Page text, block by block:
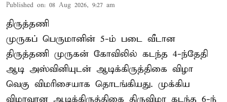
Published on: 08 Aug 2026, 9:27 am
திருத்தணி
முருகப் பெருமானின் 5-ம் படை வீடான
திருத்தணி முருகன் கோவிலில் கடந்த 4-ந்தேதி
ஆடி அஸ்வினியுடன் ஆடிக்கிருத்திகை விழா
வெகு விமரிசையாக தொடங்கியது. முக்கிய
விழாவான ஆடிக்கிருத்திகை திருவிழா கடந்த 6-ந்